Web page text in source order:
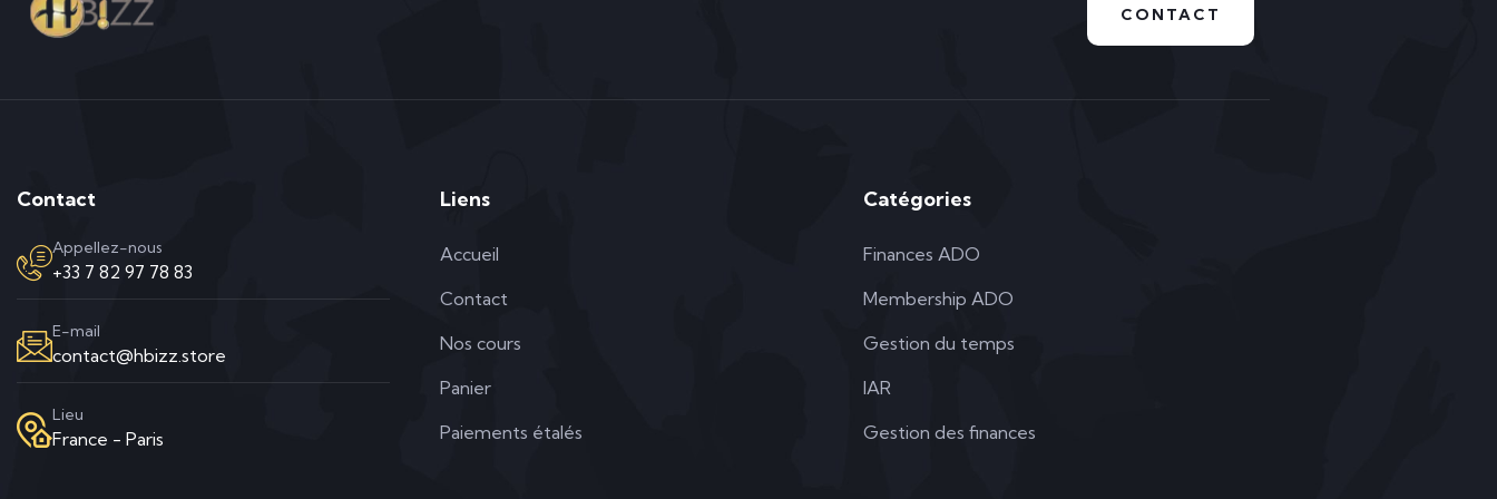
CONTACT
Contact
Appellez-nous
+33 7 82 97 78 83
E-mail
contact@hbizz.store
Lieu
France - Paris
Liens
Accueil
Contact
Nos cours
Panier
Paiements étalés
Catégories
Finances ADO
Membership ADO
Gestion du temps
IAR
Gestion des finances